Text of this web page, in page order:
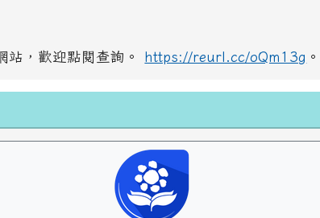
站，歡迎點閱查詢。 https://reurl.cc/oQm13g 。